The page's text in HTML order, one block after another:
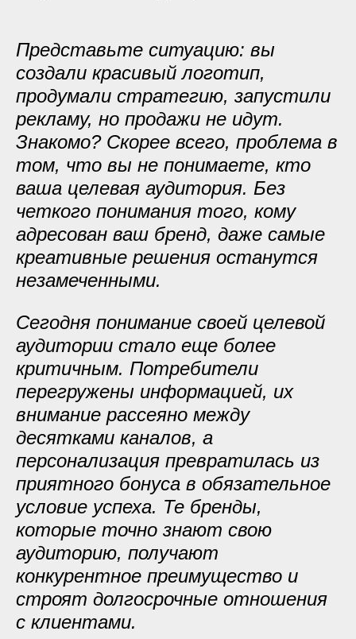
Представьте ситуацию: вы
создали красивый логотип,
продумали стратегию, запустили
рекламу, но продажи не идут.
Знакомо? Скорее всего, проблема в
том, что вы не понимаете, кто
ваша целевая аудитория. Без
четкого понимания того, кому
адресован ваш бренд, даже самые
креативные решения останутся
незамеченными.
Сегодня понимание своей целевой
аудитории стало еще более
критичным. Потребители
перегружены информацией, их
внимание рассеяно между
десятками каналов, а
персонализация превратилась из
приятного бонуса в обязательное
условие успеха. Те бренды,
которые точно знают свою
аудиторию, получают
конкурентное преимущество и
строят долгосрочные отношения
с клиентами.